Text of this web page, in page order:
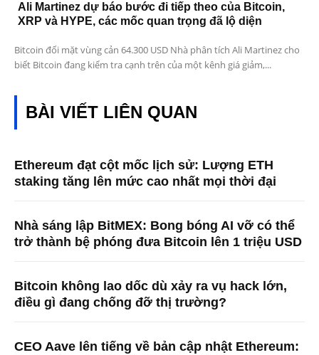
Ali Martinez dự báo bước đi tiếp theo của Bitcoin,
XRP và HYPE, các mốc quan trọng đã lộ diện
Bitcoin đối mặt vùng cản 64.300 USD Nhà phân tích Ali Martinez cho
biết Bitcoin đang kiểm tra cạnh trên của một kênh giá giảm,...
BÀI VIẾT LIÊN QUAN
Ethereum đạt cột mốc lịch sử: Lượng ETH
staking tăng lên mức cao nhất mọi thời đại
Nhà sáng lập BitMEX: Bong bóng AI vỡ có thể
trở thành bệ phóng đưa Bitcoin lên 1 triệu USD
Bitcoin không lao dốc dù xảy ra vụ hack lớn,
điều gì đang chống đỡ thị trường?
CEO Aave lên tiếng về bản cập nhật Ethereum: